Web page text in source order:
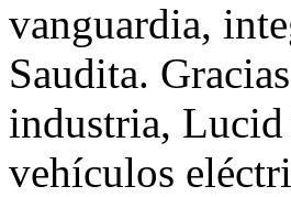
vanguardia,
Saudita.
industria, Lucid
vehículos